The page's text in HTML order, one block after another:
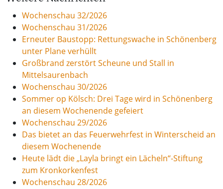
Wochenschau 32/2026
Wochenschau 31/2026
Erneuter Baustopp: Rettungswache in Schönenberg
unter Plane verhüllt
Großbrand zerstört Scheune und Stall in
Mittelsaurenbach
Wochenschau 30/2026
Sommer op Kölsch: Drei Tage wird in Schönenberg
an diesem Wochenende gefeiert
Wochenschau 29/2026
Das bietet an das Feuerwehrfest in Winterscheid an
diesem Wochenende
Heute lädt die „Layla bringt ein Lächeln“-Stiftung
zum Kronkorkenfest
Wochenschau 28/2026